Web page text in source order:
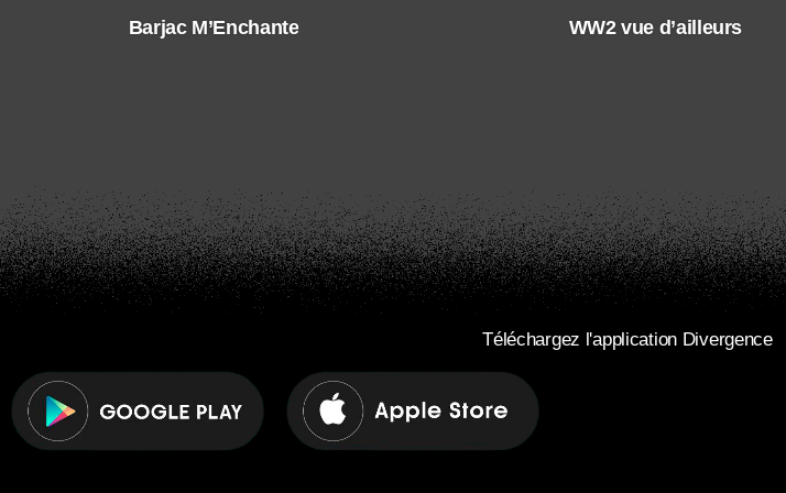
Barjac M’Enchante WW2 vue d’ailleurs
Téléchargez l'application Divergence